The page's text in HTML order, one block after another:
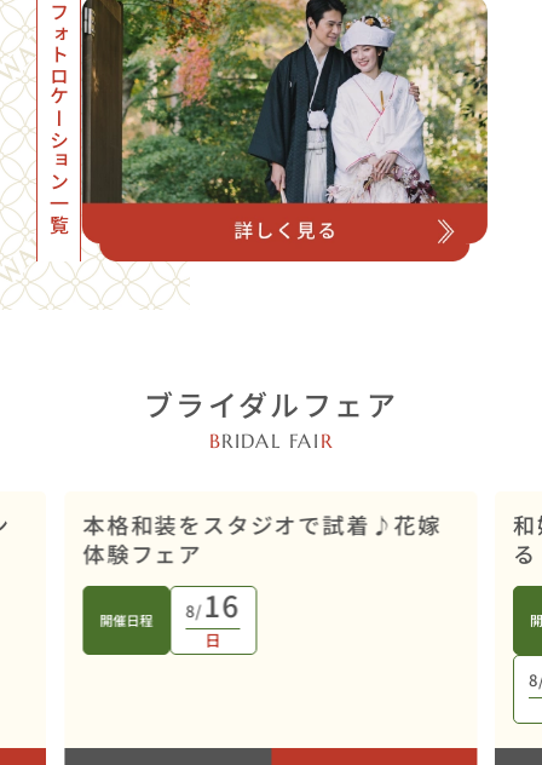
フォトロケーション一覧
ブライダルフェア
BRIDAL FAI R
本格和装をスタジオで試着♪花嫁
体験フェア
開催日程 8/16
日